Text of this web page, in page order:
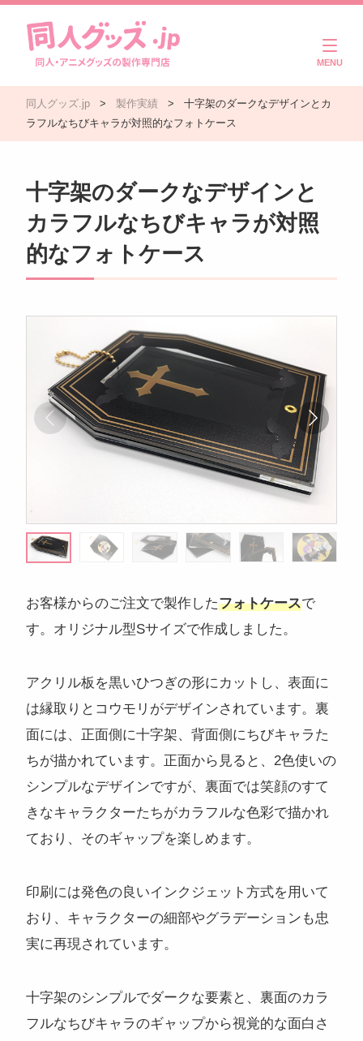
商品一覧
ご利用ガイド
製作実績
よくある質問
お問い合わせ
コンサートグッズ フォンタブ
アクリルグッズ
アクキーキーホルダー アクリルスタンド
アクリルパネル
モーテルキーライトバングルマスクケースパスケース
ペットボトルホルダー万年カレンダー
同人グッズ.jp > 製作実績 >
十字架のダークなデザインとカ
ラフルなちびキャラが対照的なフォトケース
十字架のダークなデザインと
カラフルなちびキャラが対照
的なフォトケース
お客様からのご注文で製作したフォトケースで
す。オリジナル型Sサイズで作成しました。
アクリル板を黒いひつぎの形にカットし、表面に
は縁取りとコウモリがデザインされています。裏
面には、正面側に十字架、背面側にちびキャラた
ちが描かれています。正面から見ると、2色使いの
シンプルなデザインですが、裏面では笑顔のすて
きなキャラクターたちがカラフルな色彩で描かれ
ており、そのギャップを楽しめます。
印刷には発色の良いインクジェット方式を用いて
おり、キャラクターの細部やグラデーションも忠
実に再現されています。
十字架のシンプルでダークな要素と、裏面のカラ
フルなちびキャラのギャップから視覚的な面白さ